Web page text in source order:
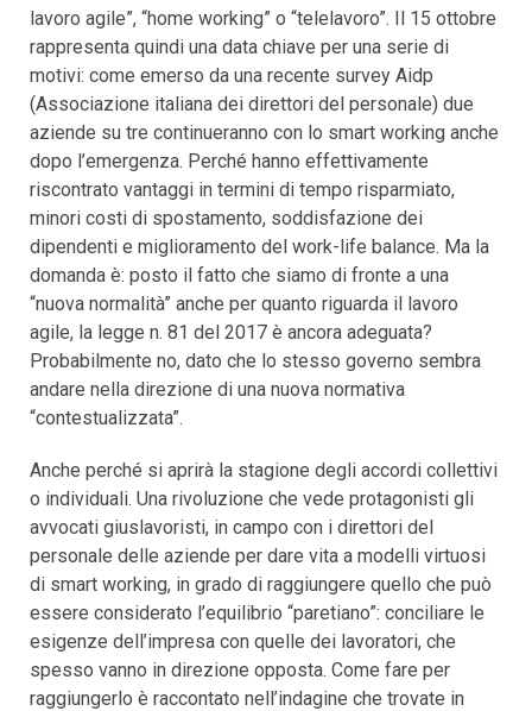
lavoro agile”, “home working” o “telelavoro”. Il 15 ottobre
rappresenta quindi una data chiave per una serie di
motivi: come emerso da una recente survey Aidp
(Associazione italiana dei direttori del personale) due
aziende su tre continueranno con lo smart working anche
dopo l’emergenza. Perché hanno effettivamente
riscontrato vantaggi in termini di tempo risparmiato,
minori costi di spostamento, soddisfazione dei
dipendenti e miglioramento del work-life balance. Ma la
domanda è: posto il fatto che siamo di fronte a una
“nuova normalità” anche per quanto riguarda il lavoro
agile, la legge n. 81 del 2017 è ancora adeguata?
Probabilmente no, dato che lo stesso governo sembra
andare nella direzione di una nuova normativa
“contestualizzata”.
Anche perché si aprirà la stagione degli accordi collettivi
o individuali. Una rivoluzione che vede protagonisti gli
avvocati giuslavoristi, in campo con i direttori del
personale delle aziende per dare vita a modelli virtuosi
di smart working, in grado di raggiungere quello che può
essere considerato l’equilibrio “paretiano”: conciliare le
esigenze dell’impresa con quelle dei lavoratori, che
spesso vanno in direzione opposta. Come fare per
raggiungerlo è raccontato nell’indagine che trovate in